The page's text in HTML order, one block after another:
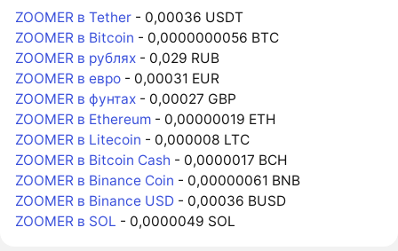
ZOOMER в Tether - 0,00036 USDT
ZOOMER в Bitcoin - 0,0000000056 BTC
ZOOMER в рублях - 0,029 RUB
ZOOMER в евро - 0,00031 EUR
ZOOMER в фунтах - 0,00027 GBP
ZOOMER в Ethereum - 0,00000019 ETH
ZOOMER в Litecoin - 0,000008 LTC
ZOOMER в Bitcoin Cash - 0,0000017 BCH
ZOOMER в Binance Coin - 0,00000061 BNB
ZOOMER в Binance USD - 0,00036 BUSD
ZOOMER в SOL - 0,0000049 SOL